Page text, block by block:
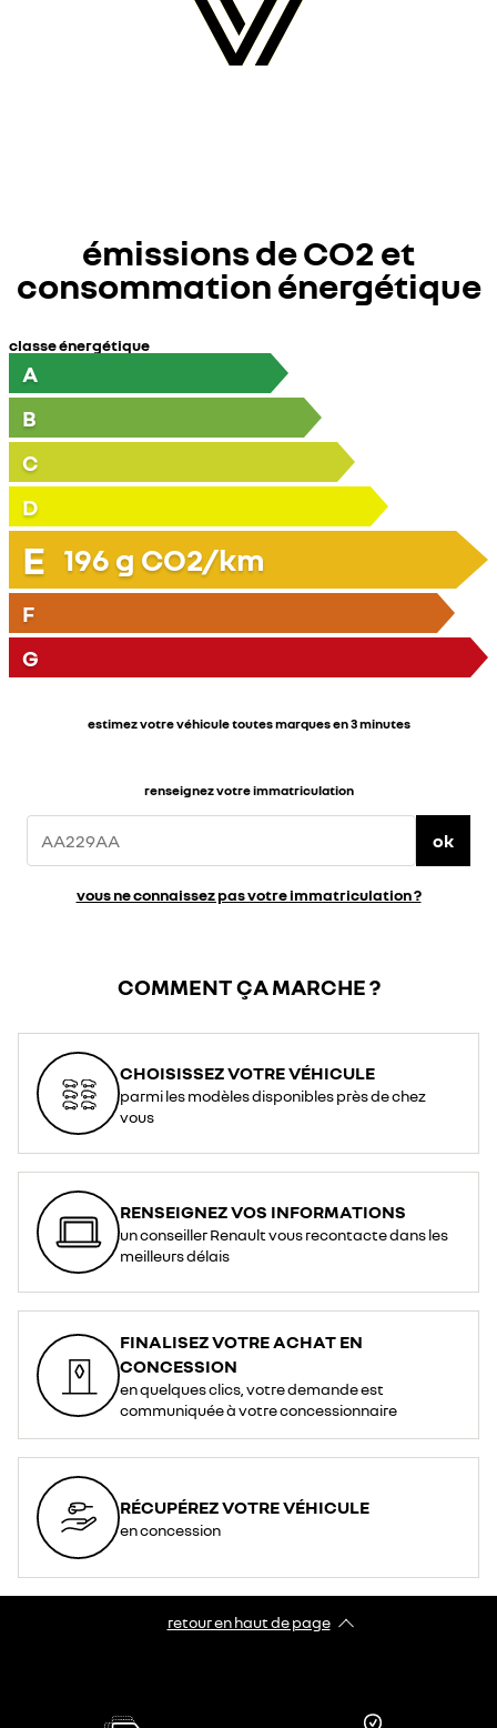
émissions de CO2 et
consommation énergétique
classe énergétique
A
B
C
D
E 196 g CO2/km
F
G
estimez votre véhicule toutes marques en 3 minutes
renseignez votre immatriculation
ok
vous ne connaissez pas votre immatriculation ?
COMMENT ÇA MARCHE ?
CHOISISSEZ VOTRE VÉHICULE
parmi les modèles disponibles près de chez
vous
RENSEIGNEZ VOS INFORMATIONS
un conseiller Renault vous recontacte dans les
meilleurs délais
FINALISEZ VOTRE ACHAT EN
CONCESSION
en quelques clics, votre demande est
communiquée à votre concessionnaire
RÉCUPÉREZ VOTRE VÉHICULE
en concession
retour en haut de page​